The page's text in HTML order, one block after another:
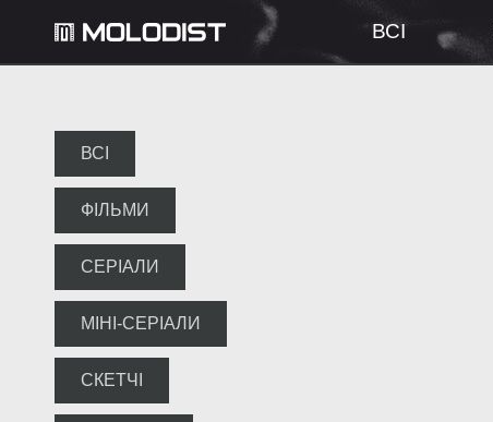
ВСІ
ВСІ
ФІЛЬМИ
СЕРІАЛИ
МІНІ-СЕРІАЛИ
СКЕТЧІ